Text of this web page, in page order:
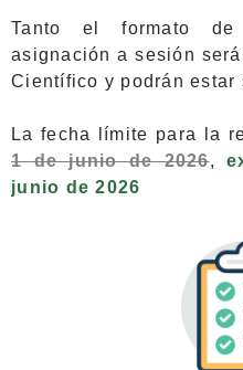
Tanto el formato de
asignación a sesión
Científico y podrán estar
La fecha límite para la
1 de junio de 2026,
junio de 2026